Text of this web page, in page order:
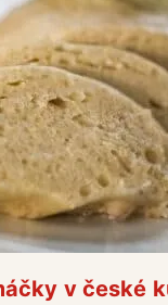
v české